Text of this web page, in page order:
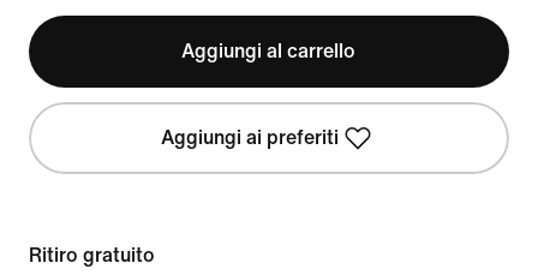
Aggiungi al carrello
Aggiungi ai preferiti
Ritiro gratuito